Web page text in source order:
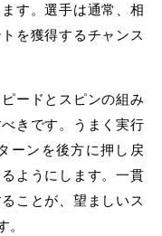
す。選手は通常、相
を獲得するチャンス
ードとスピンの組み
きです。うまく実行
ーンを後方に押し戻
ようにします。一貫
ことが、望ましいス